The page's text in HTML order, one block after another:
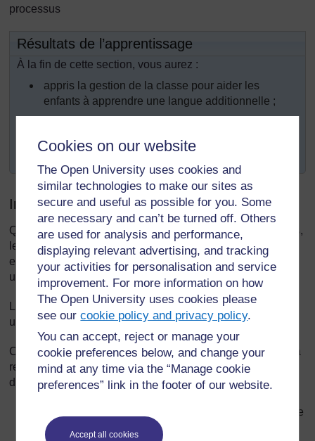
Cookies on our website
The Open University uses cookies and
similar technologies to make our sites as
secure and useful as possible for you. Some
are necessary and can’t be turned off. Others
are used for analysis and performance,
displaying relevant advertising, and tracking
your activities for personalisation and service
improvement. For more information on how
The Open University uses cookies please
see ourcookie policy and privacy policy.
You can accept, reject or manage your
cookie preferences below, and change your
mind at any time via the “Manage cookie
preferences” link in the footer of our website.
Accept all cookies
processus
Résultats de l’apprentissage
À la fin de cette section, vous aurez :
appris la gestion de la classe pour aider les
enfants à apprendre une langue additionnelle ;
pour développer les capacités linguistiques des
enfants et leur vocabulaire.
Introduction
Quelles autres possibilités existe-t-il, par la radio, les livres,
les magazines, les annonceurs et la télévision, pour vos
enfants d'apprendre une langue différente de celle qu’ils
utilisent à la maison ?
La réponse est probablement « très peu ». Ils écoutent et
utilisent cette nouvelle langue uniquement en classe.
Cela implique quevousêtes la personne à qui incombe la
responsabilité de donner aux enfants la possibilité
d'apprendre une langue par d'autres types de moyens:
utiliser et acquérir une grande quantité de vocabulaire
nouveau et de structures grammaticales ;